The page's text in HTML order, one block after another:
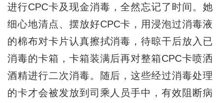
进行CPC卡及现金消毒，全然忘记了时间。她
细心地清点、摆放好CPC卡，用浸泡过消毒液
的棉布对卡片认真擦拭消毒，待晾干后放入已
消毒的卡箱，卡箱装满后再对整箱CPC卡喷洒
酒精进行二次消毒。随后，这些经过消毒处理
的卡才会被发放到司乘人员手中，有效阻断病